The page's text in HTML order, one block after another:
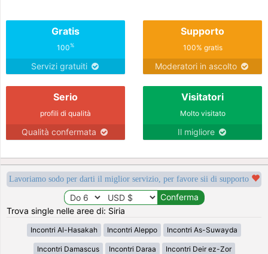
Gratis
100%
Servizi gratuiti
Supporto
100% gratis
Moderatori in ascolto
Serio
profili di qualità
Qualità confermata
Visitatori
Molto visitato
Il migliore
Lavoriamo sodo per darti il miglior servizio, per favore sii di supporto
Trova single nelle aree di: Siria
Incontri Al-Hasakah Incontri Aleppo Incontri As-Suwayda
Incontri Damascus Incontri Daraa Incontri Deir ez-Zor